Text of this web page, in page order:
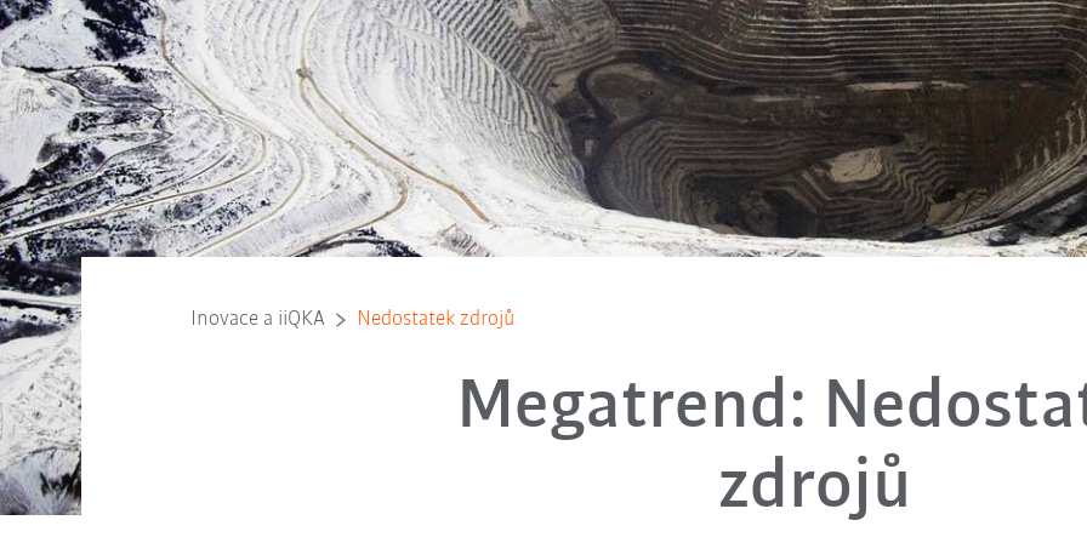
Inovace a iiQKA Nedostatek zdrojů
Megatrend:
zdrojů